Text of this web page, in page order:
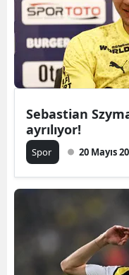
Sebastian
ayrılıyor!
Spor 20 Mayıs